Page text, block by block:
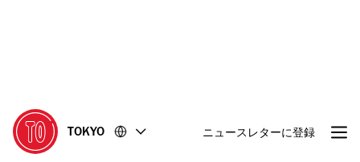
に
移
動
移
動
TOKYO ニュースレターに登録